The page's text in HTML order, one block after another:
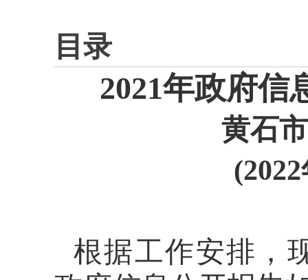
目录
2021年政府信
黄石
根据工作安排，